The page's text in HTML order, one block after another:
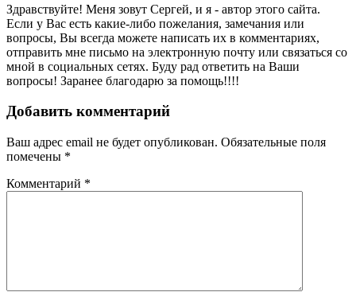
Здравствуйте! Меня зовут Сергей, и я - автор этого сайта.
Если у Вас есть какие-либо пожелания, замечания или
вопросы, Вы всегда можете написать их в комментариях,
отправить мне письмо на электронную почту или связаться со
мной в социальных сетях. Буду рад ответить на Ваши
вопросы! Заранее благодарю за помощь!!!!
Добавить комментарий
Ваш адрес email не будет опубликован. Обязательные поля
помечены *
Комментарий *